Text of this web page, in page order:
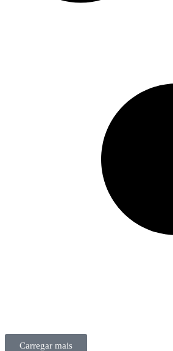
Carregar mais